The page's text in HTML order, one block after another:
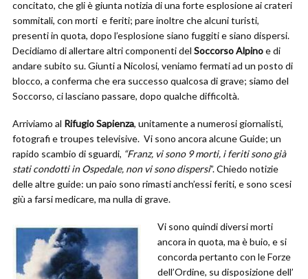
concitato, che gli è giunta notizia di una forte esplosione ai crateri
sommitali, con morti e feriti; pare inoltre che alcuni turisti,
presenti in quota, dopo l’esplosione siano fuggiti e siano dispersi.
Decidiamo di allertare altri componenti del Soccorso Alpinoe di
andare subito su. Giunti a Nicolosi, veniamo fermati ad un posto di
blocco, a conferma che era successo qualcosa di grave; siamo del
Soccorso, ci lasciano passare, dopo qualche difficoltà.
Arriviamo al Rifugio Sapienza, unitamente a numerosi giornalisti,
fotografi e troupes televisive. Vi sono ancora alcune Guide; un
rapido scambio di sguardi, “Franz, vi sono 9 morti, i feriti sono già
stati condotti in Ospedale, non vi sono dispersi”. Chiedo notizie
delle altre guide: un paio sono rimasti anch’essi feriti, e sono scesi
giù a farsi medicare, ma nulla di grave.
Vi sono quindi diversi morti
ancora in quota, ma è buio, e si
concorda pertanto con le Forze
dell’Ordine, su disposizione dell’